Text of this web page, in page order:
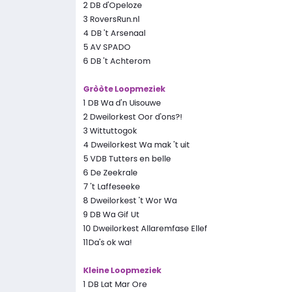
2 DB d'Opeloze
3 RoversRun.nl
4 DB 't Arsenaal
5 AV SPADO
6 DB 't Achterom
Gròòte Loopmeziek
1 DB Wa d'n Uisouwe
2 Dweilorkest Oor d'ons?!
3 Wittuttogok
4 Dweilorkest Wa mak 't uit
5 VDB Tutters en belle
6 De Zeekrale
7 't Laffeseeke
8 Dweilorkest 't Wor Wa
9 DB Wa Gif Ut
10 Dweilorkest Allaremfase Ellef
11Da's ok wa!
Kleine Loopmeziek
1 DB Lat Mar Ore